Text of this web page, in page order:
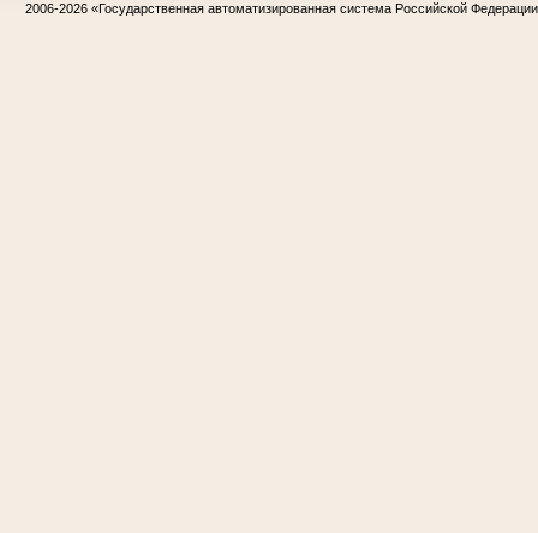
2006-2026 «Государственная автоматизированная система Российской